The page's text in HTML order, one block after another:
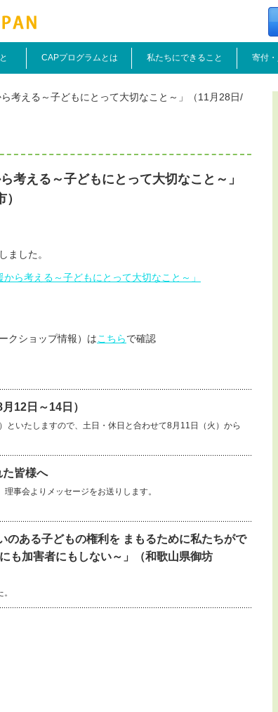
CAPプログラムとは 私たちにできること 寄付
考える～子どもにとって大切なこと～」（11月28日/
考える～子どもにとって大切なこと～」
ました。
ら考える～子どもにとって大切なこと～」
クショップ情報）はこちらで確認
12日～14日）
といたしますので、土日・休日と合わせて8月11日（火）から
皆様へ
事会よりメッセージをお送りします。
のある子どもの権利を まもるために私たちがで
も加害者にもしない～」（和歌山県御坊